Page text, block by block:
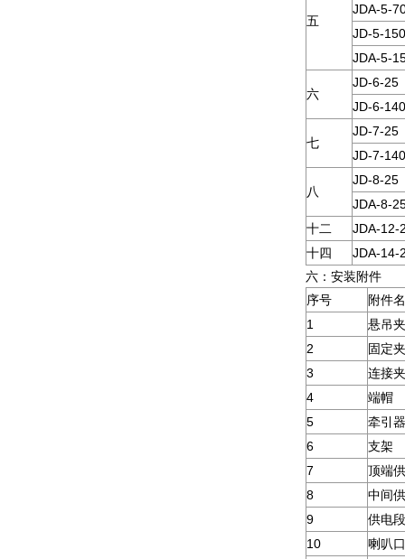
五
JDA-5-
JD-5-150
JDA-5-
六
JD-6-25
JD-6-
七
JD-7-25
JD-7-
八
JD-8-25
JDA-8-
十二
JDA-12-
十四
JDA-14-
六：安装附件
序号
附件
1
悬吊夹
2
固定夹
3
连接夹
4
端帽
5
牵引器
6
支架
7
顶端
8
中间
9
供电段
10
喇叭口